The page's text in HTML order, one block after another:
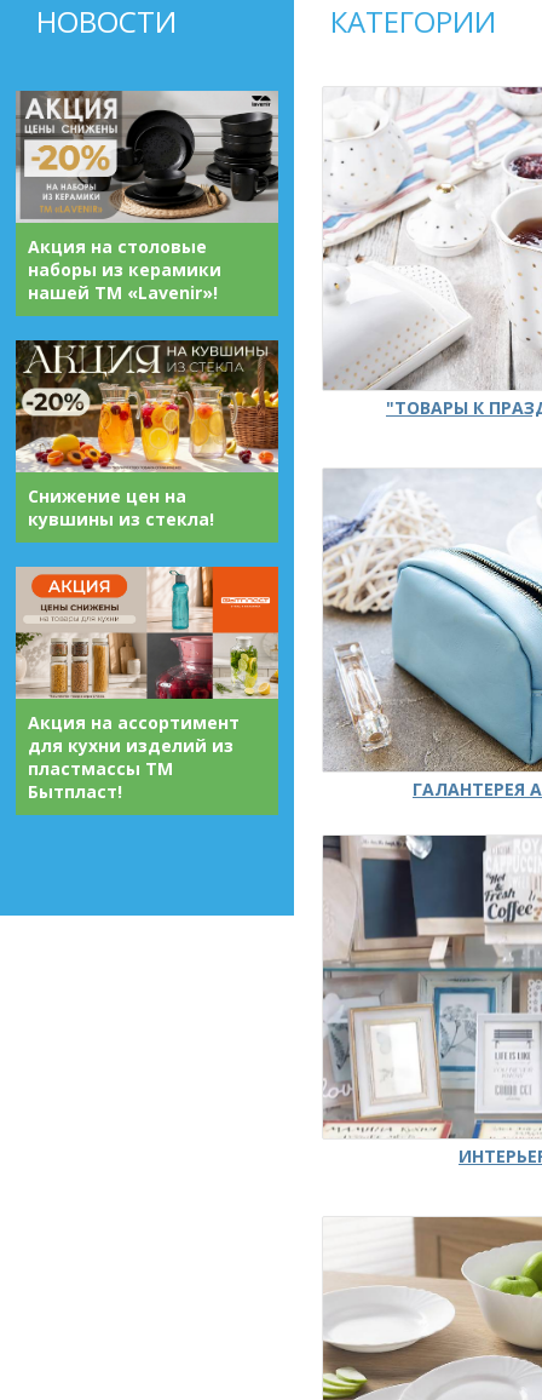
НОВОСТИ
Акция на столовые
наборы из керамики
нашей ТМ «Lavenir»!
Снижение цен на
кувшины из стекла!
Акция на ассортимент
для кухни изделий из
пластмассы ТМ
Бытпласт!
КАТЕГОРИИ
"ТОВАРЫ К
ГАЛАНТЕРЕЯ